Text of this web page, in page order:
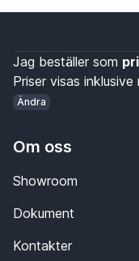
Jag beställer som
Priser visas inklusive
Ändra
Om oss
Showroom
Dokument
Kontakter